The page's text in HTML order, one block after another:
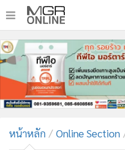
• หน้าหลัก
•
ทันเหตุการณ์
• ภาคใต้
• ภูมิภาค
• บันเทิง
หน้าหลัก Online Section